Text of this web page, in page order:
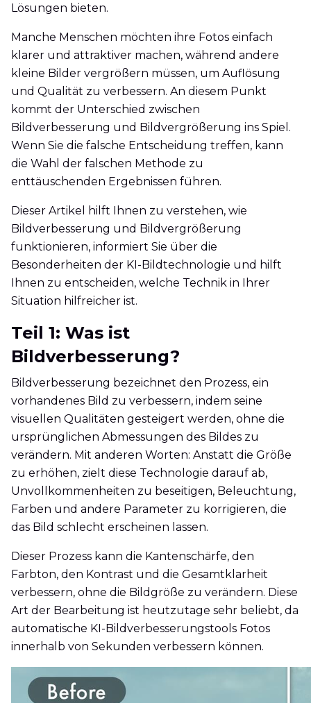
Lösungen bieten.
Manche Menschen möchten ihre Fotos einfach
klarer und attraktiver machen, während andere
kleine Bilder vergrößern müssen, um Auflösung
und Qualität zu verbessern. An diesem Punkt
kommt der Unterschied zwischen
Bildverbesserung und Bildvergrößerung ins Spiel.
Wenn Sie die falsche Entscheidung treffen, kann
die Wahl der falschen Methode zu
enttäuschenden Ergebnissen führen.
Dieser Artikel hilft Ihnen zu verstehen, wie
Bildverbesserung und Bildvergrößerung
funktionieren, informiert Sie über die
Besonderheiten der KI-Bildtechnologie und hilft
Ihnen zu entscheiden, welche Technik in Ihrer
Situation hilfreicher ist.
Teil 1: Was ist
Bildverbesserung?
Bildverbesserung bezeichnet den Prozess, ein
vorhandenes Bild zu verbessern, indem seine
visuellen Qualitäten gesteigert werden, ohne die
ursprünglichen Abmessungen des Bildes zu
verändern. Mit anderen Worten: Anstatt die Größe
zu erhöhen, zielt diese Technologie darauf ab,
Unvollkommenheiten zu beseitigen, Beleuchtung,
Farben und andere Parameter zu korrigieren, die
das Bild schlecht erscheinen lassen.
Dieser Prozess kann die Kantenschärfe, den
Farbton, den Kontrast und die Gesamtklarheit
verbessern, ohne die Bildgröße zu verändern. Diese
Art der Bearbeitung ist heutzutage sehr beliebt, da
automatische KI-Bildverbesserungstools Fotos
innerhalb von Sekunden verbessern können.